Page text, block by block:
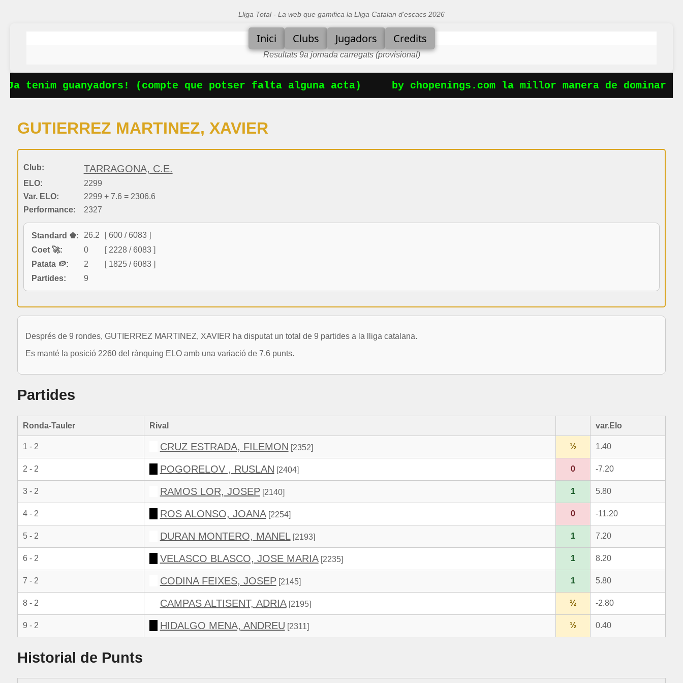
Lliga Total - La web que gamifica la Lliga Catalan d'escacs 2026
Inici Clubs Jugadors Credits
Resultats 9a jornada carregats (provisional)
tenim guanyadors! (compte que potser falta alguna acta) by chopenings.com la millor manera de dominar
GUTIERREZ MARTINEZ, XAVIER
Club: TARRAGONA, C.E.
ELO:
2299
Var. ELO:
2299 + 7.6 = 2306.6
Performance:
2327
Standard ♚: 26.2
[ 600 / 6083 ]
Coet 🚀:
0
[ 2228 / 6083 ]
Patata 🥔:
2
[ 1825 / 6083 ]
Partides:
9
Després de 9 rondes, GUTIERREZ MARTINEZ, XAVIER ha disputat un total de 9 partides a la lliga catalana.
Es manté la posició 2260 del rànquing ELO amb una variació de 7.6 punts.
Partides
Ronda-Tauler Rival var.Elo
1 - 2 CRUZ ESTRADA, FILEMON [2352] ½ 1.40
2 - 2 POGORELOV , RUSLAN [2404] 0 -7.20
3 - 2 RAMOS LOR, JOSEP[2140] 1 5.80
4 - 2 ROS ALONSO, JOANA[2254] 0 -11.20
5 - 2 DURAN MONTERO, MANEL[2193] 1 7.20
6 - 2 VELASCO BLASCO, JOSE MARIA[2235] 1 8.20
7 - 2 CODINA FEIXES, JOSEP[2145] 1 5.80
8 - 2 CAMPAS ALTISENT, ADRIA[2195] ½ -2.80
9 - 2 HIDALGO MENA, ANDREU [2311] ½ 0.40
Historial de Punts